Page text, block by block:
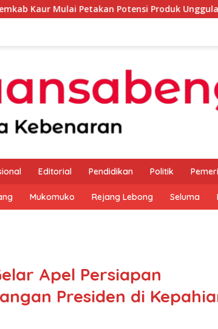
Petakan Potensi Produk Unggulan UMKM
Editorial Pendidikan Politik
Mukomuko Rejang Lebong Seluma
Apel Persiapan
Presiden di